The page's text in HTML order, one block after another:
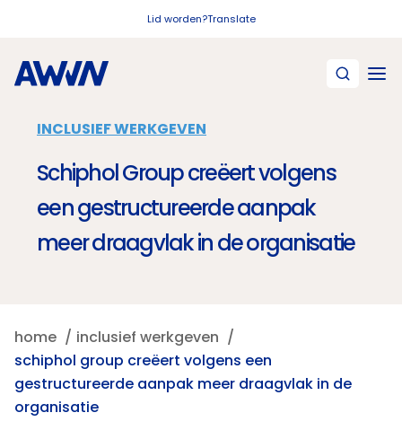
Lid worden?Translate
INCLUSIEF WERKGEVEN
Schiphol Group creëert volgens
een gestructureerde aanpak
meer draagvlak in de organisatie
home
inclusief werkgeven
schiphol group creëert volgens een
gestructureerde aanpak meer draagvlak in de
organisatie